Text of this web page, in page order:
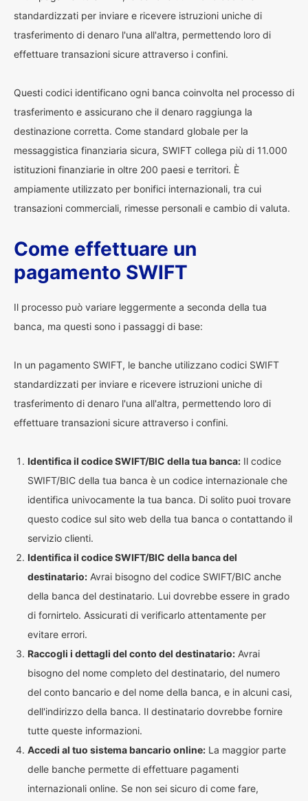
standardizzati per inviare e ricevere istruzioni uniche di
trasferimento di denaro l'una all'altra, permettendo loro di
effettuare transazioni sicure attraverso i confini.
Questi codici identificano ogni banca coinvolta nel processo di
trasferimento e assicurano che il denaro raggiunga la
destinazione corretta. Come standard globale per la
messaggistica finanziaria sicura, SWIFT collega più di 11.000
istituzioni finanziarie in oltre 200 paesi e territori. È
ampiamente utilizzato per bonifici internazionali, tra cui
transazioni commerciali, rimesse personali e cambio di valuta.
Come effettuare un
pagamento SWIFT
Il processo può variare leggermente a seconda della tua
banca, ma questi sono i passaggi di base:
In un pagamento SWIFT, le banche utilizzano codici SWIFT
standardizzati per inviare e ricevere istruzioni uniche di
trasferimento di denaro l'una all'altra, permettendo loro di
effettuare transazioni sicure attraverso i confini.
Identifica il codice SWIFT/BIC della tua banca: Il codice
SWIFT/BIC della tua banca è un codice internazionale che
identifica univocamente la tua banca. Di solito puoi trovare
questo codice sul sito web della tua banca o contattando il
servizio clienti.
Identifica il codice SWIFT/BIC della banca del
destinatario: Avrai bisogno del codice SWIFT/BIC anche
della banca del destinatario. Lui dovrebbe essere in grado
di fornirtelo. Assicurati di verificarlo attentamente per
evitare errori.
Raccogli i dettagli del conto del destinatario: Avrai
bisogno del nome completo del destinatario, del numero
del conto bancario e del nome della banca, e in alcuni casi,
dell'indirizzo della banca. Il destinatario dovrebbe fornire
tutte queste informazioni.
Accedi al tuo sistema bancario online: La maggior parte
delle banche permette di effettuare pagamenti
internazionali online. Se non sei sicuro di come fare,